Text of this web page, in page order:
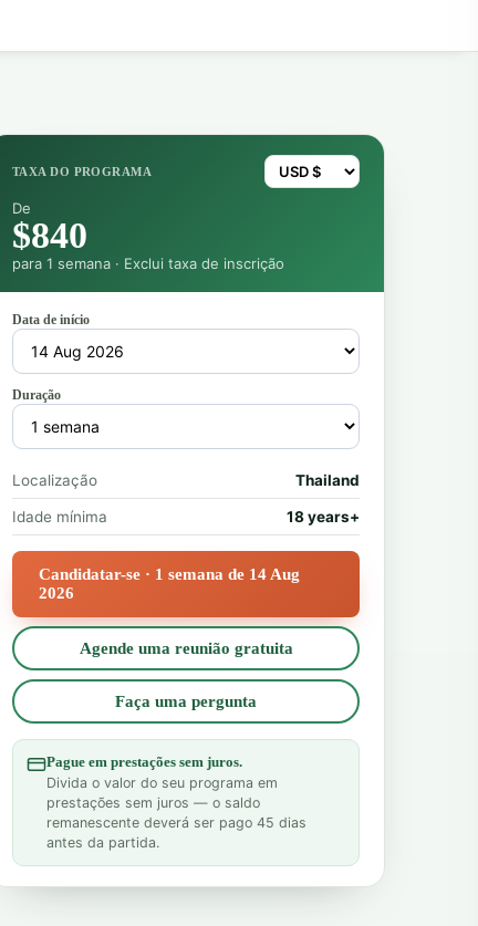
TAXA DO PROGRAMA
De
$840
para 1 semana · Exclui taxa de inscrição
Data de início
Duração
Localização Thailand
Idade mínima 18 years+
Candidatar-se · 1 semana de 14 Aug
2026
Agende uma reunião gratuita
Faça uma pergunta
Pague em prestações sem juros.
Divida o valor do seu programa em
prestações sem juros — o saldo
remanescente deverá ser pago 45 dias
antes da partida.